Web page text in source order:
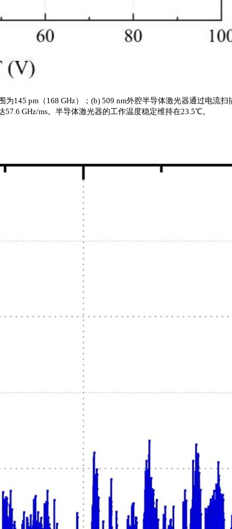
145 pm（168 GHz）；(b) 509 nm外腔半导体激光器通过电流
57.6 GHz/ms。半导体激光器的工作温度稳定维持在23.5℃。